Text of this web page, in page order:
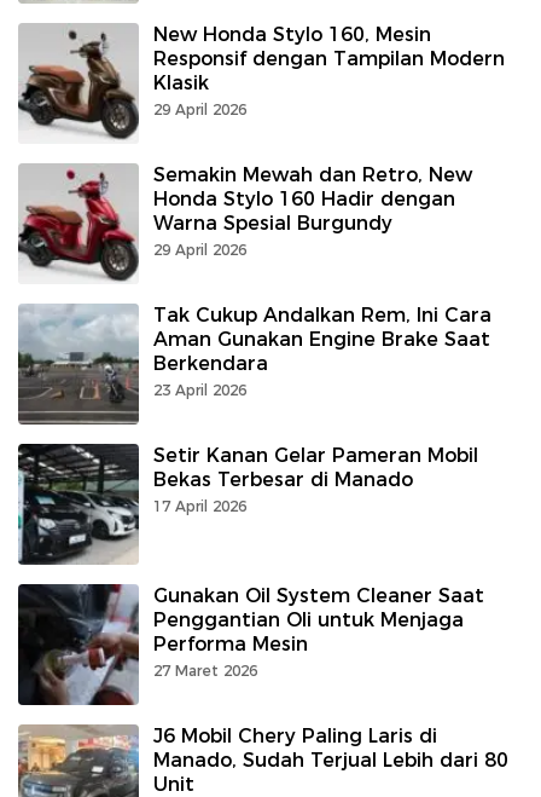
New Honda Stylo 160, Mesin
Responsif dengan Tampilan Modern
Klasik
29 April 2026
Semakin Mewah dan Retro, New
Honda Stylo 160 Hadir dengan
Warna Spesial Burgundy
29 April 2026
Tak Cukup Andalkan Rem, Ini Cara
Aman Gunakan Engine Brake Saat
Berkendara
23 April 2026
Setir Kanan Gelar Pameran Mobil
Bekas Terbesar di Manado
17 April 2026
Gunakan Oil System Cleaner Saat
Penggantian Oli untuk Menjaga
Performa Mesin
27 Maret 2026
J6 Mobil Chery Paling Laris di
Manado, Sudah Terjual Lebih dari 80
Unit